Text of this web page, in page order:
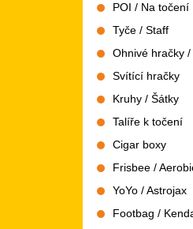
POI / Na točení
Tyče / Staff
Ohnivé hračky
Svítící hračky
Kruhy / Šátky
Talíře k točení
Cigar boxy
Frisbee /
YoYo / Astrojax
Footbag /